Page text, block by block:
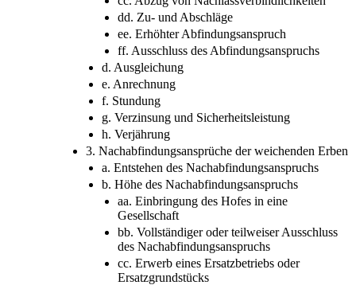
dd. Zu- und Abschläge
ee. Erhöhter Abfindungsanspruch
ff. Ausschluss des Abfindungsanspruchs
d. Ausgleichung
e. Anrechnung
f. Stundung
g. Verzinsung und Sicherheitsleistung
h. Verjährung
3. Nachabfindungsansprüche der weichenden Erben
a. Entstehen des Nachabfindungsanspruchs
b. Höhe des Nachabfindungsanspruchs
aa. Einbringung des Hofes in eine
Gesellschaft
bb. Vollständiger oder teilweiser Ausschluss
des Nachabfindungsanspruchs
cc. Erwerb eines Ersatzbetriebs oder
Ersatzgrundstücks